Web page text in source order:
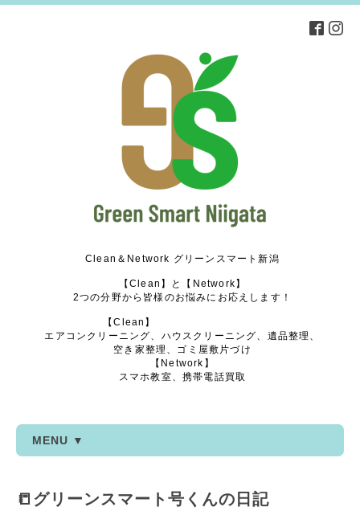
Clean＆Network グリーンスマート新潟
【Clean】と【Network】
2つの分野から皆様のお悩みにお応えします！
【Clean】
エアコンクリーニング、ハウスクリーニング、遺品整理、
空き家整理、ゴミ屋敷片づけ
【Network】
スマホ教室、携帯電話買取
MENU ▼
📒グリーンスマート号くんの日記